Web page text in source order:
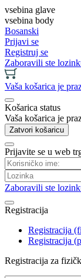
vsebina glave
vsebina body
Bosanski
Prijavi se
Registruj se
Zaboravili ste
Vaša košarica je
Košarica status
Vaša košarica je
Zatvori košaricu
Prijavite se u web
Zaboravili ste
Registracija
Registracija
Registracija
Registracija za